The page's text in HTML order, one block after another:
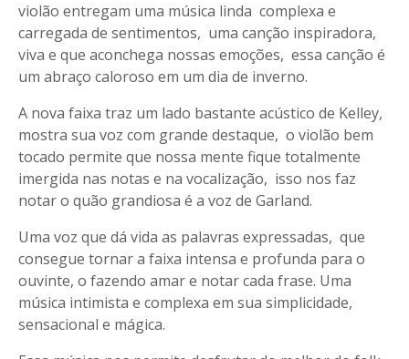
violão entregam uma música linda complexa e
carregada de sentimentos, uma canção inspiradora,
viva e que aconchega nossas emoções, essa canção é
um abraço caloroso em um dia de inverno.
A nova faixa traz um lado bastante acústico de Kelley,
mostra sua voz com grande destaque, o violão bem
tocado permite que nossa mente fique totalmente
imergida nas notas e na vocalização, isso nos faz
notar o quão grandiosa é a voz de Garland.
Uma voz que dá vida as palavras expressadas, que
consegue tornar a faixa intensa e profunda para o
ouvinte, o fazendo amar e notar cada frase. Uma
música intimista e complexa em sua simplicidade,
sensacional e mágica.